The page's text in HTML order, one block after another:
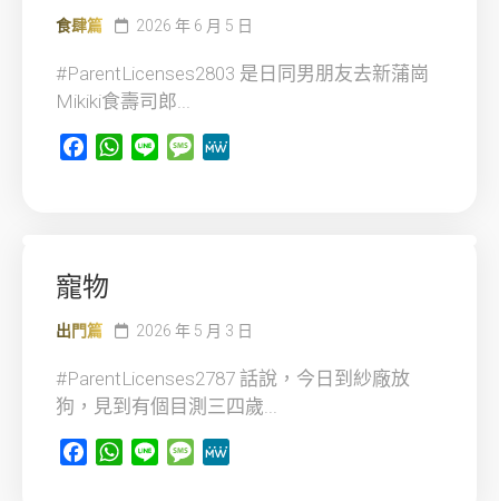
食肆篇 2026 年 6 月 5 日
#ParentLicenses2803 是日同男朋友去新蒲崗
Mikiki食壽司郎...
FacebookWhatsApp
Line Message
寵物
出門篇 2026 年 5 月 3 日
#ParentLicenses2787 話說，今日到紗廠放
狗，見到有個目測三四歲...
FacebookWhatsApp
Line Message